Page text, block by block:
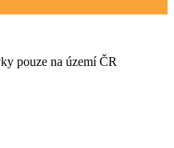
pouze na území ČR